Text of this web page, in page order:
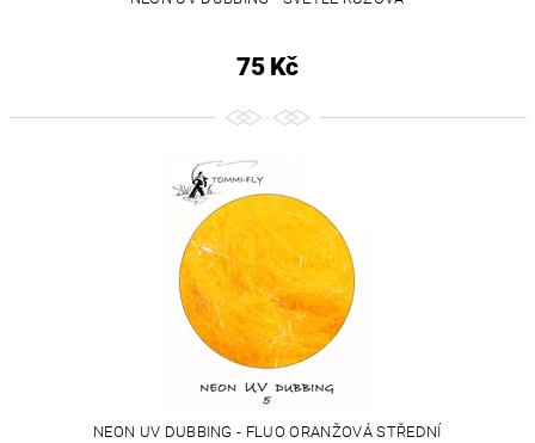
75 Kč
NEON UV DUBBING - FLUO ORANŽOVÁ STŘEDNÍ